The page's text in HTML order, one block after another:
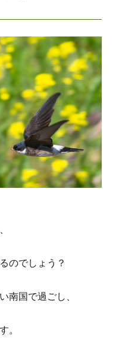
のでしょう？
南国で過ごし、
。